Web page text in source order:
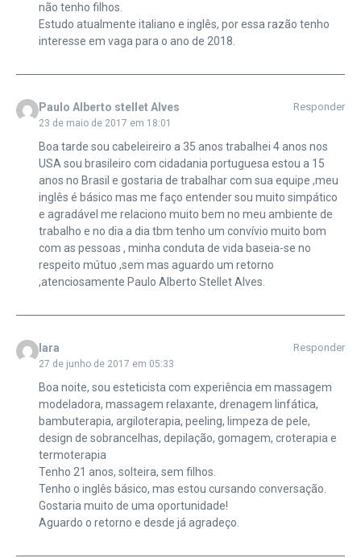
não tenho filhos.
Estudo atualmente italiano e inglês, por essa razão tenho
interesse em vaga para o ano de 2018.
Paulo Alberto stellet Alves
23 de maio de 2017 em 18:01
Responder
Boa tarde sou cabeleireiro a 35 anos trabalhei 4 anos nos
USA sou brasileiro com cidadania portuguesa estou a 15
anos no Brasil e gostaria de trabalhar com sua equipe ,meu
inglês é básico mas me faço entender sou muito simpático
e agradável me relaciono muito bem no meu ambiente de
trabalho e no dia a dia tbm tenho um convívio muito bom
com as pessoas , minha conduta de vida baseia-se no
respeito mútuo ,sem mas aguardo um retorno
,atenciosamente Paulo Alberto Stellet Alves.
Iara
27 de junho de 2017 em 05:33
Responder
Boa noite, sou esteticista com experiência em massagem
modeladora, massagem relaxante, drenagem linfática,
bambuterapia, argiloterapia, peeling, limpeza de pele,
design de sobrancelhas, depilação, gomagem, croterapia e
termoterapia
Tenho 21 anos, solteira, sem filhos.
Tenho o inglês básico, mas estou cursando conversação.
Gostaria muito de uma oportunidade!
Aguardo o retorno e desde já agradeço.